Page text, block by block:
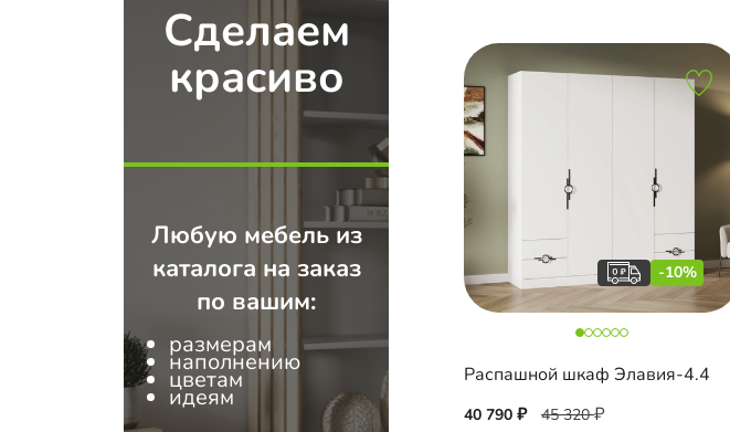
Сделаем
красиво
Любую мебель из
каталога на заказ
по вашим:
размерам
наполнению
цветам
идеям
-10%
Распашной шкаф Элавия-4.4
40 790 45 320